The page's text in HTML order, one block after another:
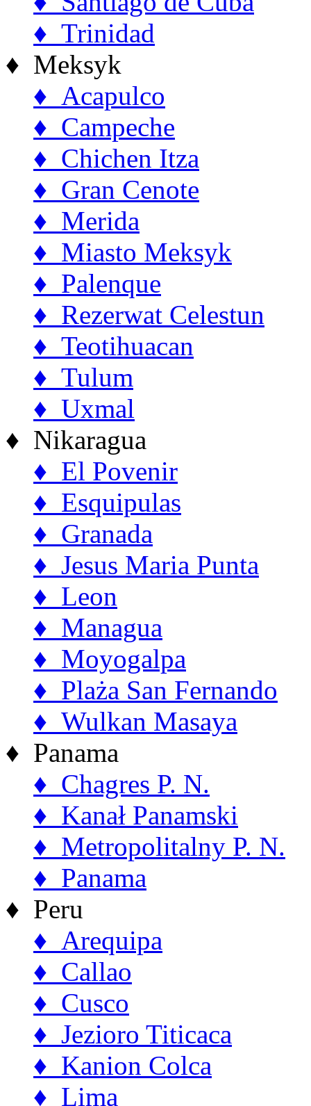
♦ Trinidad
♦ Meksyk
♦ Acapulco
♦ Campeche
♦ Chichen Itza
♦ Gran Cenote
♦ Merida
♦ Miasto Meksyk
♦ Palenque
♦ Rezerwat Celestun
♦ Teotihuacan
♦ Tulum
♦ Uxmal
♦ Nikaragua
♦ El Povenir
♦ Esquipulas
♦ Granada
♦ Jesus Maria Punta
♦ Leon
♦ Managua
♦ Moyogalpa
♦ Plaża San Fernando
♦ Wulkan Masaya
♦ Panama
♦ Chagres P. N.
♦ Kanał Panamski
♦ Metropolitalny P. N.
♦ Panama
♦ Peru
♦ Arequipa
♦ Callao
♦ Cusco
♦ Jezioro Titicaca
♦ Kanion Colca
♦ Lima